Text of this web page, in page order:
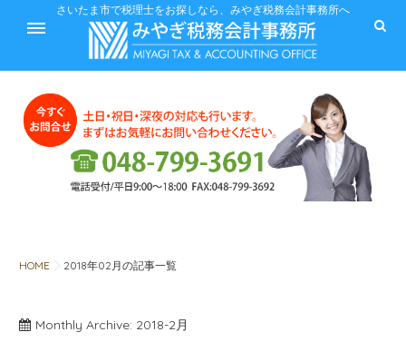
さいたま市で税理士をお探しなら、みやぎ税務会計事務所へ
ホーム
サービス
税に関するQ&A
HOME 2018年02月の記事一覧
Monthly Archive: 2018-2月